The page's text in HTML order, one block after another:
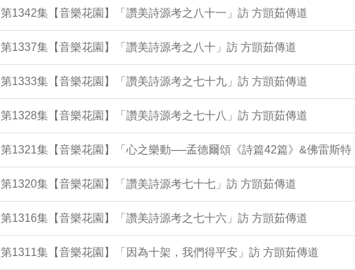
第1342集【音樂花園】「讚美詩源考之八十一」訪 方顗茹傳道
第1337集【音樂花園】「讚美詩源考之八十」訪 方顗茹傳道
第1333集【音樂花園】「讚美詩源考之七十九」訪 方顗茹傳道
第1328集【音樂花園】「讚美詩源考之七十八」訪 方顗茹傳道
第1321集【音樂花園】「心之樂動──孟德爾頌《詩篇42篇》&佛雷斯
第1320集【音樂花園】「讚美詩源考七十七」訪 方顗茹傳道
第1316集【音樂花園】「讚美詩源考之七十六」訪 方顗茹傳道
第1311集【音樂花園】「因為十架，我們得平安」訪 方顗茹傳道